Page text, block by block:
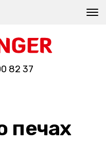
82 37
печах